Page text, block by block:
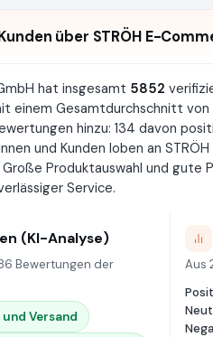
über STRÖH E-
hat insgesamt 5852
einem Gesamtdurchschnitt von
hinzu: 134 davon
und Kunden loben an
Große Produktauswahl und gute
Service.
(KI-Analyse)
Bewertungen der
Versand
Aus